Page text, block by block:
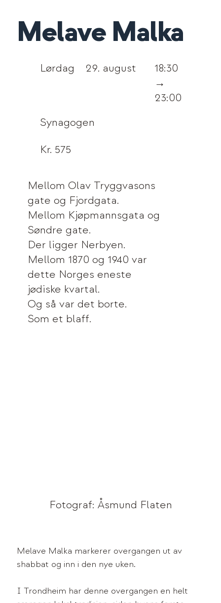
Melave Malka
Lørdag 29. august
18:30
→
23:00
Synagogen
Kr. 575
Mellom Olav Tryggvasons
gate og Fjordgata.
Mellom Kjøpmannsgata og
Søndre gate.
Der ligger Nerbyen.
Mellom 1870 og 1940 var
dette Norges eneste
jødiske kvartal.
Og så var det borte.
Som et blaff.
Fotograf: Åsmund Flaten
Melave Malka markerer overgangen ut av
shabbat og inn i den nye uken.
I Trondheim har denne overgangen en helt